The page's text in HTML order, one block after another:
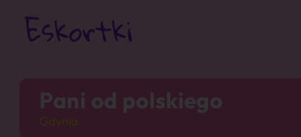
Pani od polskiego